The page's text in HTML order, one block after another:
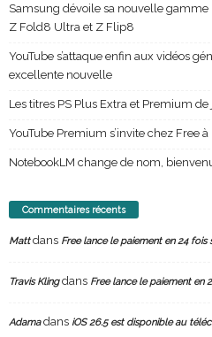
Samsung dévoile sa nouvelle gamme
Z Fold8 Ultra et Z Flip8
YouTube s’attaque enfin aux vidéos
excellente nouvelle
Les titres PS Plus Extra et Premium
YouTube Premium s’invite chez Free
NotebookLM change de nom,
Commentaires récents
Mattdans Free lance le paiement en 24 fois
Travis Klingdans Free lance le paiement en
Adamadans iOS 26.5 est disponible au